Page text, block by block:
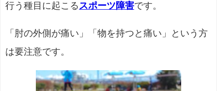
行う種目に起こる スポーツ障害です。
「肘の外側が痛い」「物を持つと痛い」という方
は要注意です。